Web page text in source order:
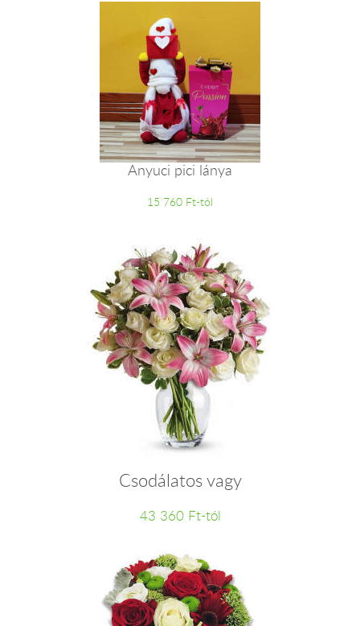
Anyuci pici lánya
15 760 Ft-tól
Csodálatos vagy
43 360 Ft-tól